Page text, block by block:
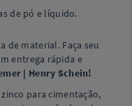
de pó e líquido.
de material. Faça seu
entrega rápida e
| Henry Schein!
para cimentação,